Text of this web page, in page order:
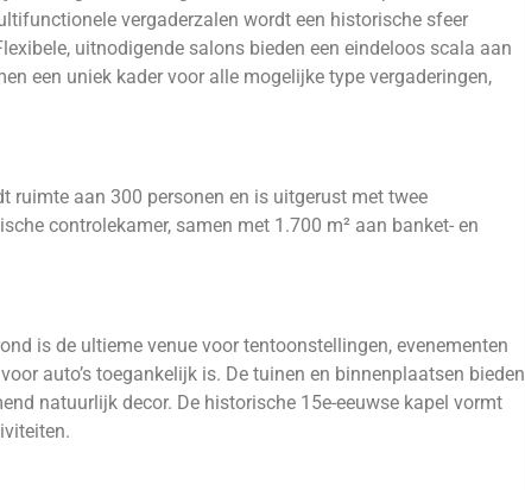
vergaderzalen wordt een historische sfeer
uitnodigende salons bieden een eindeloos scala aan
een uniek kader voor alle mogelijke type vergaderingen,
ruimte aan 300 personen en is uitgerust met twee
controlekamer, samen met 1.700 m² aan banket- en
is de ultieme venue voor tentoonstellingen, evenementen
auto’s toegankelijk is. De tuinen en binnenplaatsen bieden
natuurlijk decor. De historische 15e-eeuwse kapel vormt